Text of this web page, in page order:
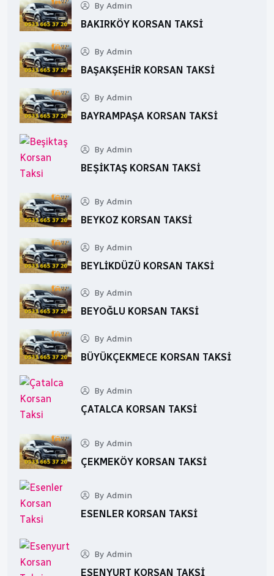
By Admin
BAKIRKÖY KORSAN TAKSI
By Admin
BAŞAKŞEHIR KORSAN TAKSI
By Admin
BAYRAMPAŞA KORSAN TAKSI
By Admin
BEŞIKTAŞ KORSAN TAKSI
By Admin
BEYKOZ KORSAN TAKSI
By Admin
BEYLIKDÜZÜ KORSAN TAKSI
By Admin
BEYOĞLU KORSAN TAKSI
By Admin
BÜYÜKÇEKMECE KORSAN TAKSI
By Admin
ÇATALCA KORSAN TAKSI
By Admin
ÇEKMEKÖY KORSAN TAKSI
By Admin
ESENLER KORSAN TAKSI
By Admin
ESENYURT KORSAN TAKSI